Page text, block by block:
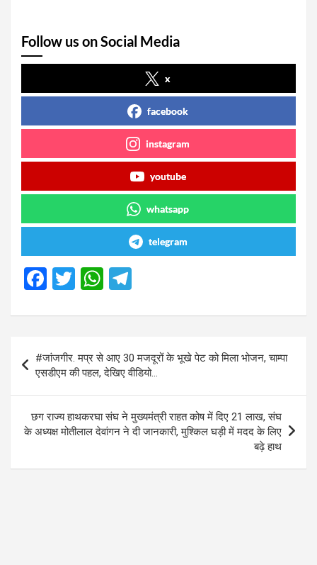
Follow us on Social Media
x
facebook
instagram
youtube
whatsapp
telegram
F
ce
b
o
o
k
T
tt
W
at
A
p
p
e
a
m
navigation
#जांजगीर. मप्र से आए 30 मजदूरों के भूखे पेट को मिला भोजन, चाम्पा
एसडीएम की पहल, देखिए वीडियो…
छग राज्य हाथकरघा संघ ने मुख्यमंत्री राहत कोष में दिए 21 लाख, संघ
के अध्यक्ष मोतीलाल देवांगन ने दी जानकारी, मुश्किल घड़ी में मदद के लिए
बढ़े हाथ